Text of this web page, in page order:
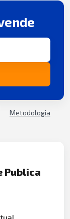
Metodologia
Publica